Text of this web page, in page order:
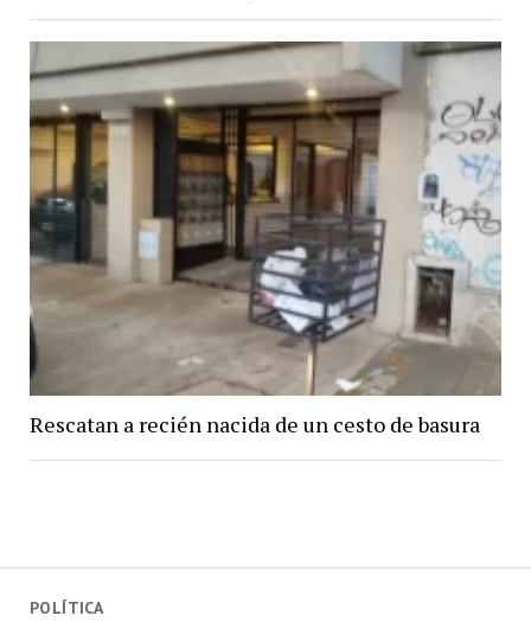
POLÍTICA
Rescatan a recién nacida de un cesto de basura